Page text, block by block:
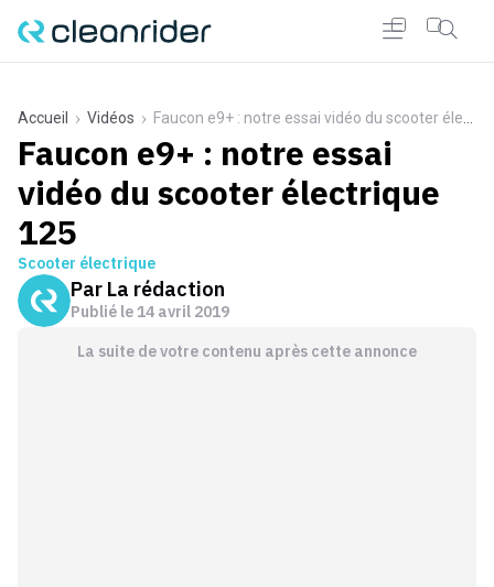
Accueil Vidéos Faucon e9+ : notre essai vidéo du scooter électrique 125
Faucon e9+ : notre essai
vidéo du scooter électrique
125
Scooter électrique
Par La rédaction
Publié le14 avril 2019
La suite de votre contenu après cette annonce